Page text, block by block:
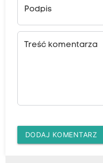
Podpis
Treść komentarza
DODAJ KOMENTARZ